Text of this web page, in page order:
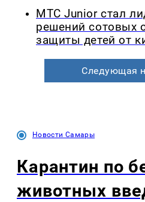
МТС Junior стал
решений сотовых
защиты детей от
Следующая
Новости Самары
Карантин по
животных